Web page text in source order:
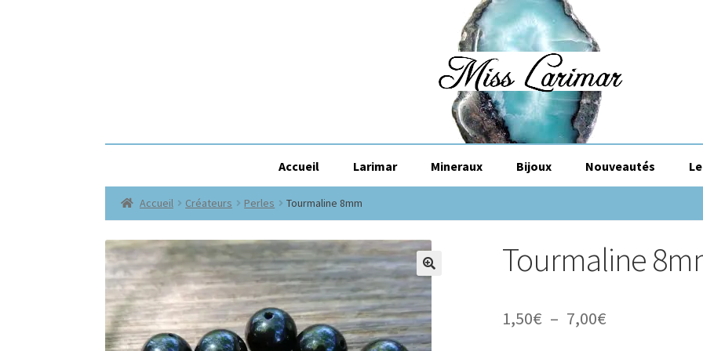
Accueil Larimar Mineraux Bijoux Nouveautés
Accueil Créateurs Perles Tourmaline 8mm
🔍
Tourmaline
1,50€ – 7,00€